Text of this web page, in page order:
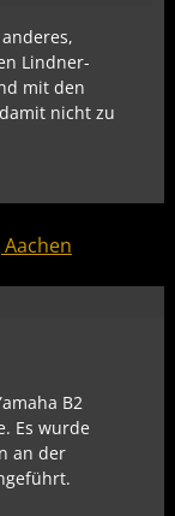
Lindner-
mit den
nicht zu
B2
Es wurde
an der